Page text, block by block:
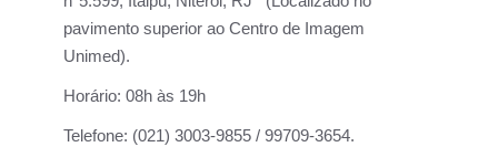
pavimento superior ao Centro de Imagem
Unimed).
Horário: 08h às 19h
Telefone: (021) 3003-9855 / 99709-3654.